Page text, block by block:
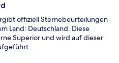
offiziell Sternebeurteilungen
Land: Deutschland. Diese
Superior und wird auf dieser